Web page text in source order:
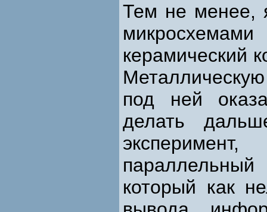
Тем не менее,
керамический
под ней
делать
параллельный
который как